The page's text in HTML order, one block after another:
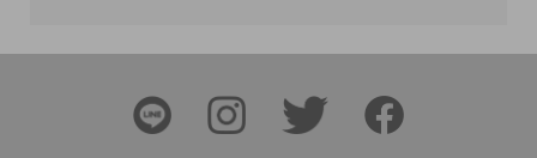
ブランド